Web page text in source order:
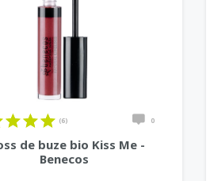
(6) 0
de buze bio Kiss Me -
Benecos